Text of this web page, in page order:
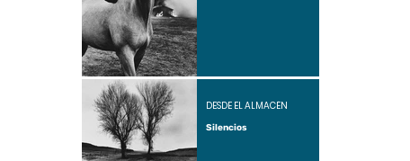
Silencios
DESDE EL ALMACÉN